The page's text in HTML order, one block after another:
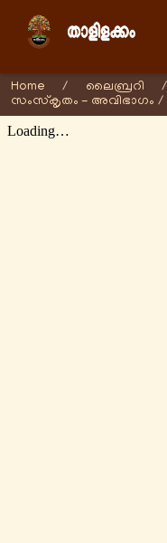
Home / ലൈബ്രറി /
സംസ്കൃതം - അവിഭാഗം /